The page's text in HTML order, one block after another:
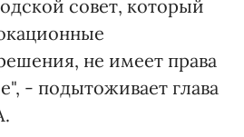
совет, который
не имеет права
- подытоживает глава